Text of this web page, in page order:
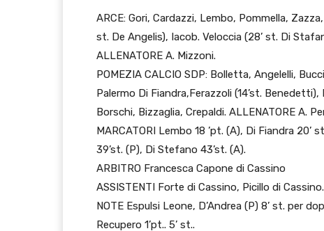
ARCE: Gori, Cardazzi, Lembo, Pommella,
st. De Angelis), Iacob. Veloccia (28’ st. Di
ALLENATORE A. Mizzoni.
POMEZIA CALCIO SDP: Bolletta, Angelelli,
Palermo Di Fiandra,Ferazzoli (14’st. Benedetti),
Borschi, Bizzaglia, Crepaldi. ALLENATORE A.
MARCATORI Lembo 18 ’pt. (A), Di Fiandra
39’st. (P), Di Stefano 43’st. (A).
ARBITRO Francesca Capone di Cassino
ASSISTENTI Forte di Cassino, Picillo di Cassino.
NOTE Espulsi Leone, D’Andrea (P) 8’ st. per
Recupero 1’pt.. 5’ st..